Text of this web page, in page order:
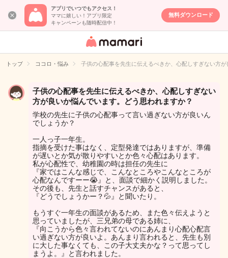
アプリでいつでもアクセス！
ママに嬉しい！アプリ限定
キャンペーンも随時配信中！
無料ダウンロード
女性専用匿名QA
イト
トップ ココロ・悩み 子供の心配事を先生に伝えるべきか、心配しすぎない方
子供の心配事を先生に伝えるべきか、心配しすぎない
方が良いか悩んでいます。どう思われますか？
学校の先生に子供の心配事って言い過ぎない方が良いん
でしょうか？
一人っ子一年生。
指摘を受けた事はなく、定型発達ではありますが、準備
が遅いとか気が散りやすいとか色々心配はあります。
私が心配性で、幼稚園の時は担任の先生に
『家ではこんな感じで、こんなところやこんなところが
心配なんですーー😭』と、面談で細かく説明しました。
その後も、先生と話すチャンスがあると、
『どうでしょうかー？💦』と聞いたり。
もうすぐ一年生の面談があるため、また色々伝えようと
思っていましたが、三兄弟の母である姉に、
『向こうから色々言われてないのにあんまり心配心配言
い過ぎない方が良いよ。あんまり言われると、先生も別
に大した事なくても、この子大丈夫かな？って思ってし
まうよ。』と言われました。